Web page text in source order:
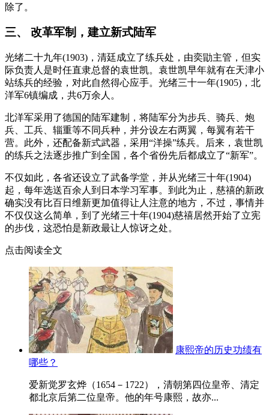
除了。
三、 改革军制，建立新式陆军
光绪二十九年(1903)，清廷成立了练兵处，由奕勖主管，但实
际负责人是时任直隶总督的袁世凯。袁世凯早年就有在天津小
站练兵的经验，对此自然得心应手。光绪三十一年(1905)，北
洋军6镇编成，共6万余人。
北洋军采用了德国的陆军建制，将陆军分为步兵、骑兵、炮
兵、工兵、辎重等不同兵种，并分设左右两翼，每翼有若干
营。此外，还配备新式武器，采用“洋操”练兵。后来，袁世凯
的练兵之法逐步推广到全国，各个省份先后都成立了“新军”。
不仅如此，各省还设立了武备学堂，并从光绪三十年(1904)
起，每年选送百余人到日本学习军事。到此为止，慈禧的新政
确实没有比百日维新更加值得让人注意的地方，不过，事情并
不仅仅这么简单，到了光绪三十年(1904)慈禧居然开始了立宪
的步伐，这恐怕是新政最让人惊讶之处。
点击阅读全文
康熙帝的历史功绩有
哪些？
爱新觉罗玄烨（1654－1722），清朝第四位皇帝、清定
都北京后第二位皇帝。他的年号康熙，故亦...